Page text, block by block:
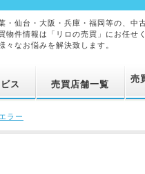
・仙台・大阪・兵庫・福岡等の、中
物件情報は「リロの売買」にお任せ
々なお悩みを解決致します。
ス 売買店舗一覧
売
エラー